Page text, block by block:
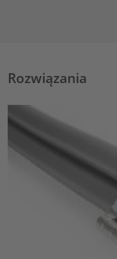
Rozwiązania